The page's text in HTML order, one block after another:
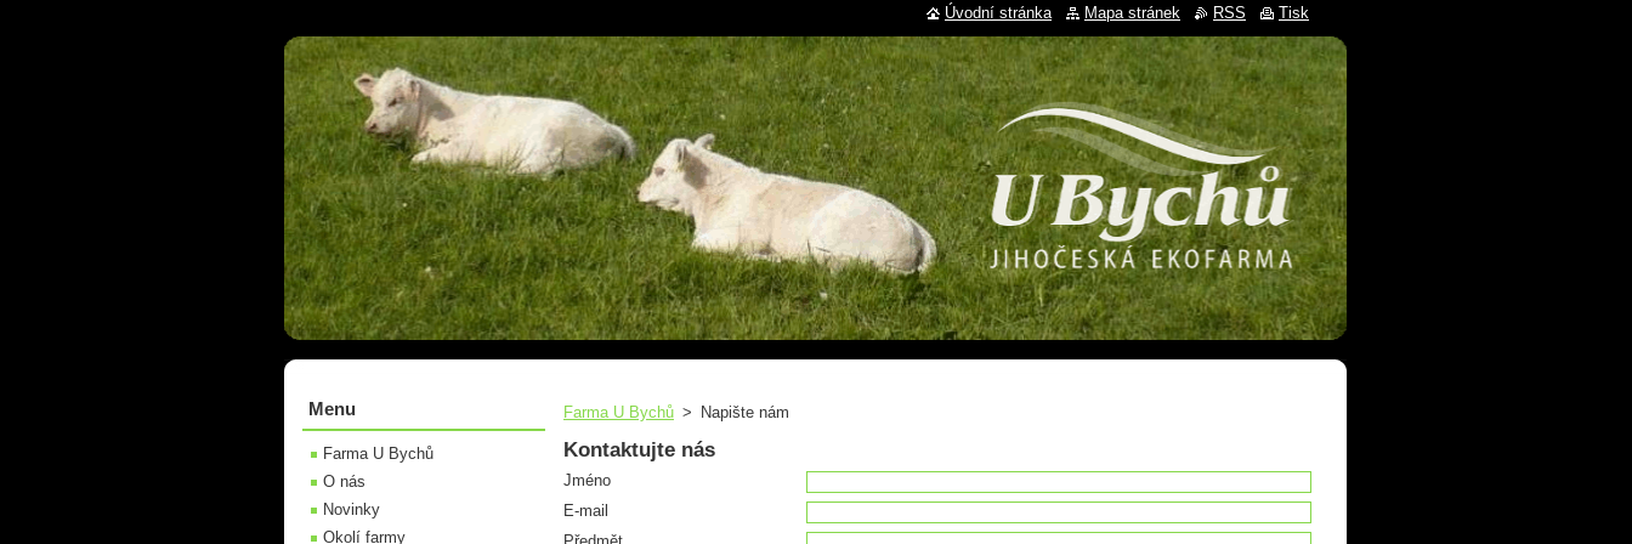
Farma U Bychů > Napište nám
Kontaktujte nás
Jméno
E-mail
Menu
Farma U Bychů
O nás
Novinky
Okolí farmy
Úvodní stránka Mapa stránek RSS Tisk